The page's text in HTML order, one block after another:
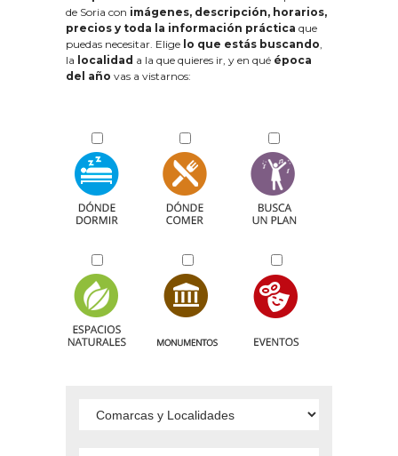
de Soria con imágenes, descripción, horarios,
precios y toda la información práctica que
puedas necesitar. Elige lo que estás buscando,
la localidad a la que quieres ir, y en qué época
del año vas a vistarnos: